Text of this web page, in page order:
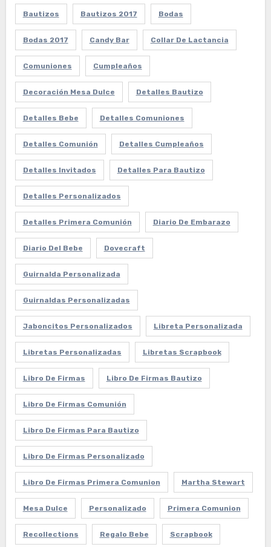
Bautizos Bautizos 2017 Bodas
Bodas 2017 Candy Bar Collar De Lactancia
Comuniones Cumpleaños
Decoración Mesa Dulce Detalles Bautizo
Detalles Bebe Detalles Comuniones
Detalles Comunión Detalles Cumpleaños
Detalles Invitados Detalles Para Bautizo
Detalles Personalizados
Detalles Primera Comunión Diario De Embarazo
Diario Del Bebe Dovecraft
Guirnalda Personalizada
Guirnaldas Personalizadas
Jaboncitos Personalizados Libreta Personalizada
Libretas Personalizadas Libretas Scrapbook
Libro De Firmas Libro De Firmas Bautizo
Libro De Firmas Comunión
Libro De Firmas Para Bautizo
Libro De Firmas Personalizado
Libro De Firmas Primera Comunion Martha Stewart
Mesa Dulce Personalizado Primera Comunion
Recollections Regalo Bebe Scrapbook